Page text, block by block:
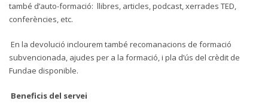
també d’auto-formació: llibres, articles, podcast, xerrades TED,
conferències, etc.
En la devolució inclourem també recomanacions de formació
subvencionada, ajudes per a la formació, i pla d’ús del crèdit de
Fundae disponible.
Beneficis del servei